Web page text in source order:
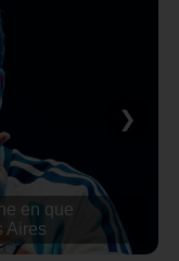
en que
Aires
❯